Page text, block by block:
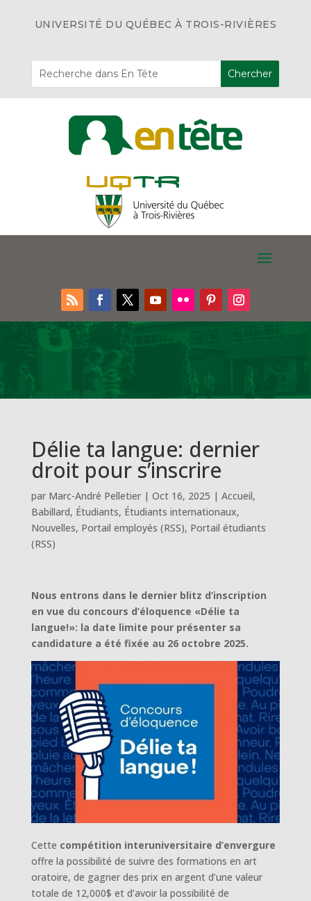
UNIVERSITÉ DU QUÉBEC À TROIS-RIVIÈRES
Délie ta langue: dernier
droit pour s’inscrire
par Marc-André Pelletier| Oct 16, 2025 | Accueil,
Babillard, Étudiants, Étudiants internationaux,
Nouvelles, Portail employés (RSS), Portail étudiants
(RSS)
Nous entrons dans le dernier blitz d’inscription
en vue du concours d’éloquence «Délie ta
langue!»: la date limite pour présenter sa
candidature a été fixée au 26 octobre 2025.
Cette compétition interuniversitaire d’envergure
offre la possibilité de suivre des formations en art
oratoire, de gagner des prix en argent d’une valeur
totale de 12,000$ et d’avoir la possibilité de